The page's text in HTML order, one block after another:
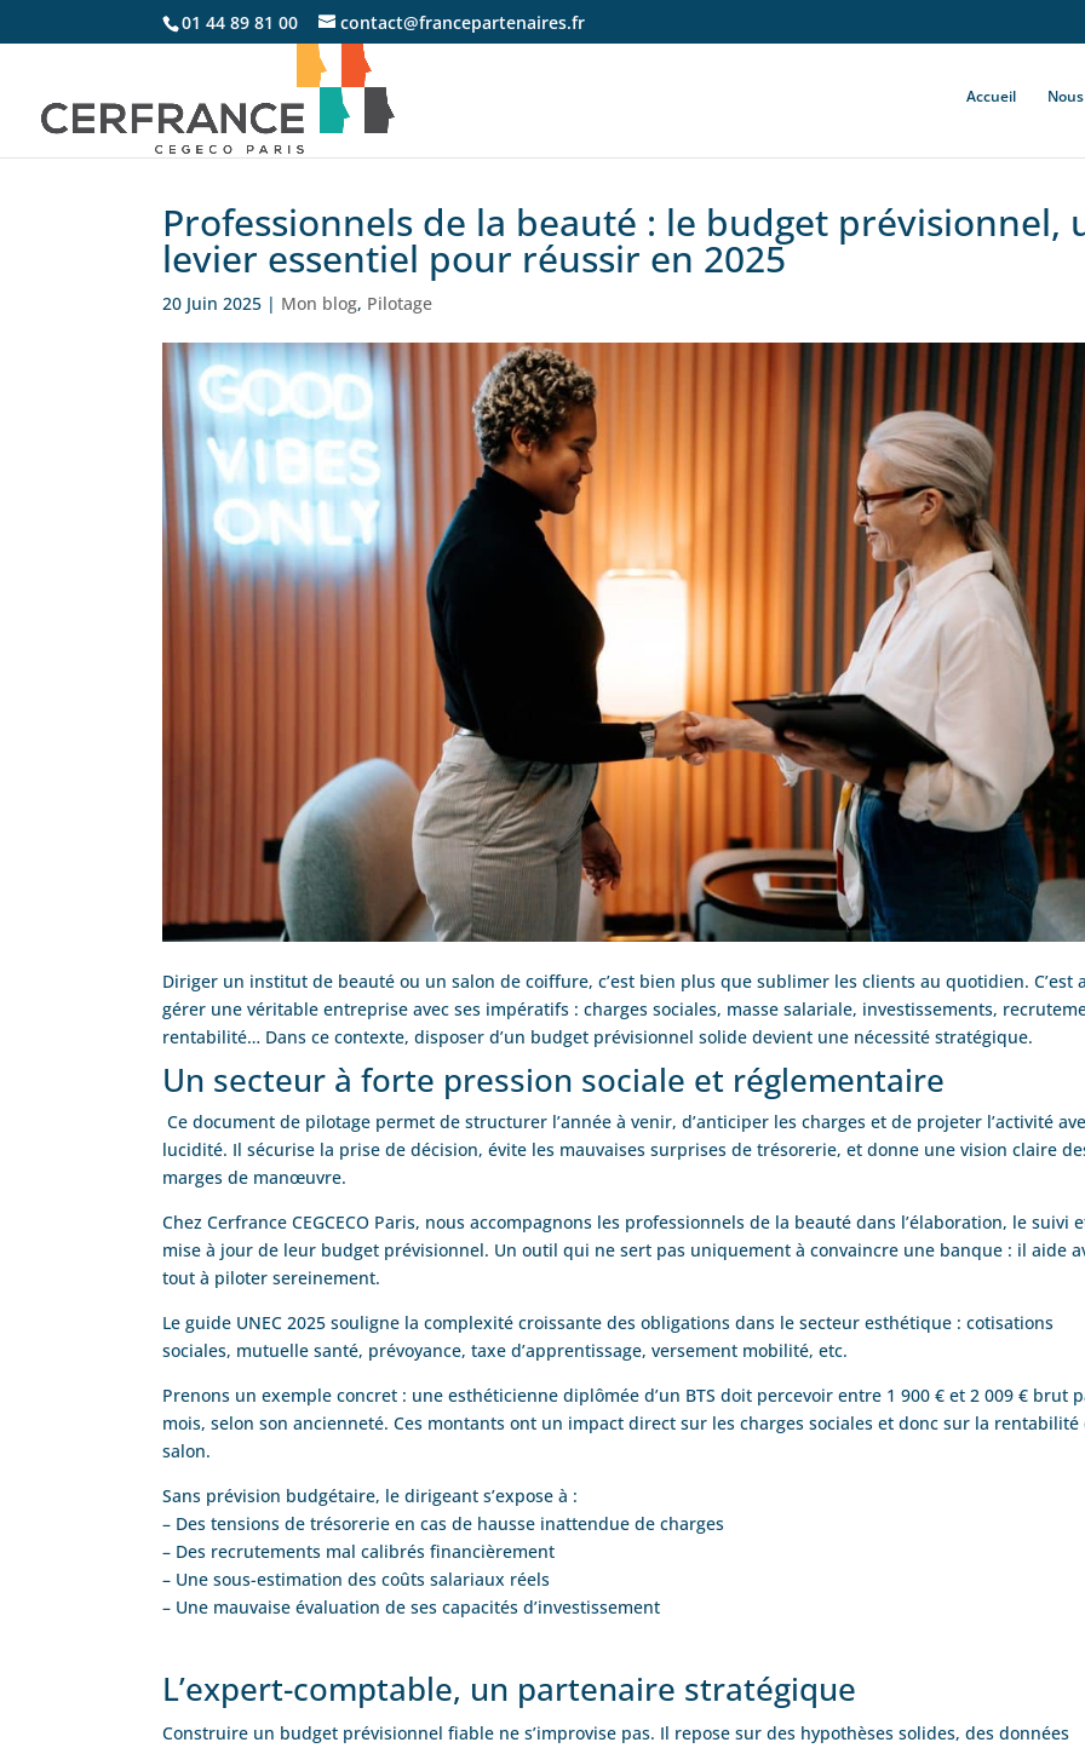
01 44 89 81 00 contact@francepartenaires.fr
Accueil
Professionnels de la beauté : le budget prévisionnel,
levier essentiel pour réussir en 2025
20 Juin 2025 | Mon blog, Pilotage
Diriger un institut de beauté ou un salon de coiffure, c’est bien plus que sublimer les clients au quotidien. C’est
gérer une véritable entreprise avec ses impératifs : charges sociales, masse salariale, investissements,
rentabilité… Dans ce contexte, disposer d’un budget prévisionnel solide devient une nécessité stratégique.
Un secteur à forte pression sociale et réglementaire
Ce document de pilotage permet de structurer l’année à venir, d’anticiper les charges et de projeter l’activité
lucidité. Il sécurise la prise de décision, évite les mauvaises surprises de trésorerie, et donne une vision claire
marges de manœuvre.
Chez Cerfrance CEGCECO Paris, nous accompagnons les professionnels de la beauté dans l’élaboration, le suivi
mise à jour de leur budget prévisionnel. Un outil qui ne sert pas uniquement à convaincre une banque : il aide
tout à piloter sereinement.
Le guide UNEC 2025 souligne la complexité croissante des obligations dans le secteur esthétique : cotisations
sociales, mutuelle santé, prévoyance, taxe d’apprentissage, versement mobilité, etc.
Prenons un exemple concret : une esthéticienne diplômée d’un BTS doit percevoir entre 1 900 € et 2 009 € brut
mois, selon son ancienneté. Ces montants ont un impact direct sur les charges sociales et donc sur la rentabilité
salon.
Sans prévision budgétaire, le dirigeant s’expose à :
– Des tensions de trésorerie en cas de hausse inattendue de charges
– Des recrutements mal calibrés financièrement
– Une sous-estimation des coûts salariaux réels
– Une mauvaise évaluation de ses capacités d’investissement
L’expert-comptable, un partenaire stratégique
Construire un budget prévisionnel fiable ne s’improvise pas. Il repose sur des hypothèses solides, des données